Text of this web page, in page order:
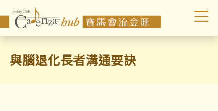
與腦退化長者溝通要訣